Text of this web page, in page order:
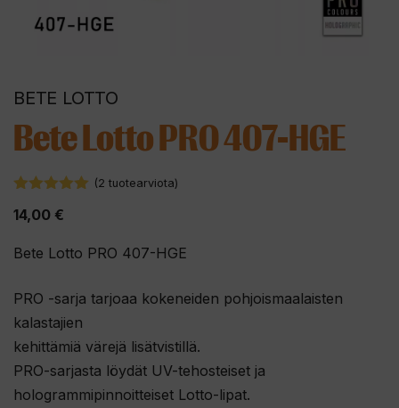
BETE LOTTO
Bete Lotto PRO 407-HGE
(2 tuotearviota)
14,00 €
Bete Lotto PRO 407-HGE
PRO -sarja tarjoaa kokeneiden pohjoismaalaisten
kalastajien
kehittämiä värejä lisätvistillä.
PRO-sarjasta löydät UV-tehosteiset ja
hologrammipinnoitteiset Lotto-lipat.